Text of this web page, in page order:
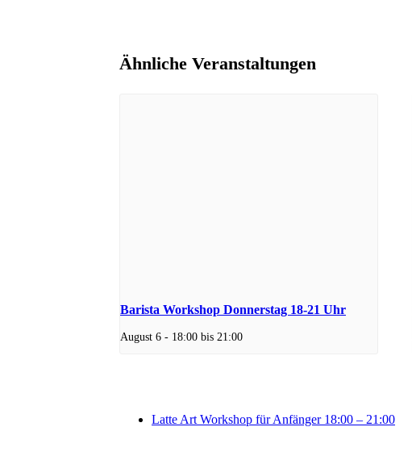
Ähnliche Veranstaltungen
Barista Workshop Donnerstag 18-21 Uhr
August 6 - 18:00 bis 21:00
Latte Art Workshop für Anfänger 18:00 – 21:00